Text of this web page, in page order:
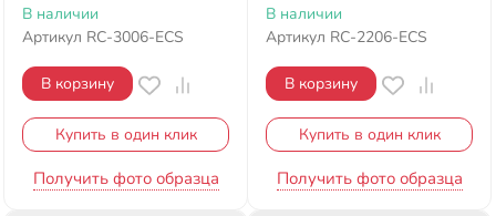
В наличии
Артикул RC-3006-ECS
В корзину
Купить в один клик
Получить фото образца
В наличии
Артикул RC-2206-ECS
В корзину
Купить в один клик
Получить фото образца